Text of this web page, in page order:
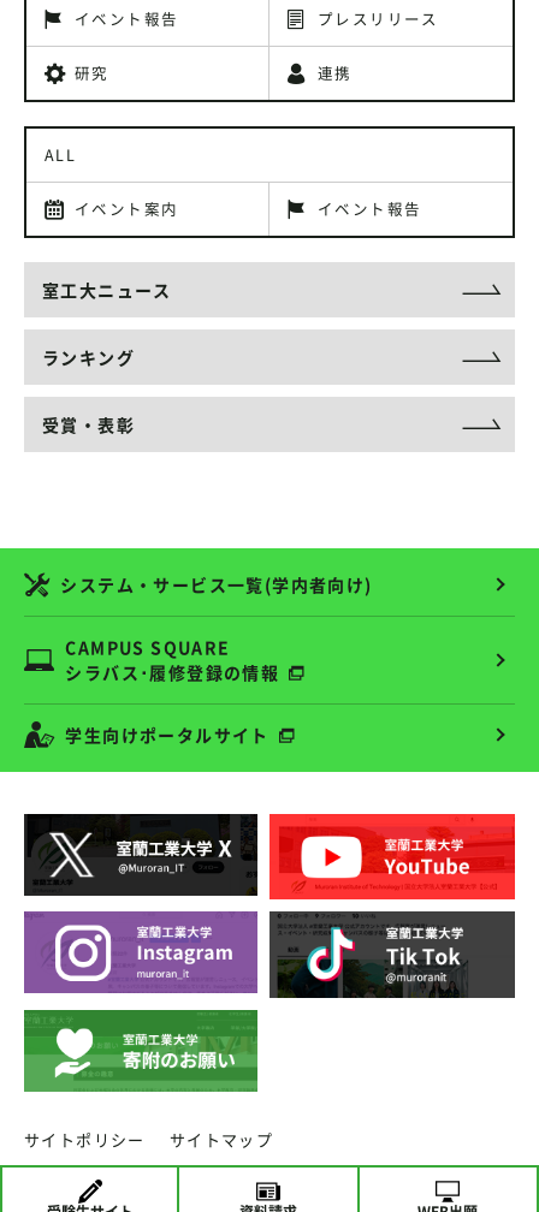
イベント報告 プレスリリース
研究 連携
ALL
イベント案内 イベント報告
室工大ニュース
ランキング
受賞・表彰
システム・サービス一覧(学内者向け)
CAMPUS SQUARE
シラバス･履修登録の情報
学生向けポータルサイト
サイトポリシー サイトマップ
copyright ⓒ MURORAN INSTITUTE OF TECHNOLOGY.